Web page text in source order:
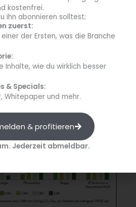
Bei Verwendung
wie Wasser- oder Windkraft
zweitniedrigsten THGE pro
kostenfrei.
ihn abonnieren solltest:
zuerst:
der Ersten, was die Branche
Inhalte, wie du wirklich besser
& Specials:
Whitepaper und mehr.
& profitieren
Jederzeit abmeldbar.